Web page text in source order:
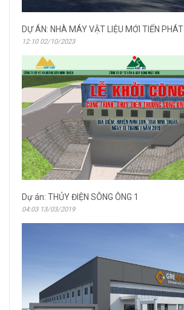
DỰ ÁN: NHÀ MÁY VẬT LIỆU MỚI TIẾN PHÁT
12:10 02/10/2023
Dự án: THỦY ĐIỆN SÔNG ÔNG 1
04:03 13/03/2019